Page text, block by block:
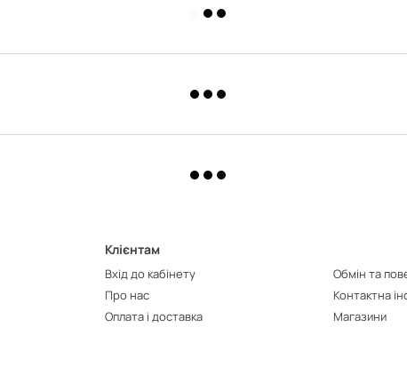
Клієнтам
Вхід до кабінету
Про нас
Оплата і доставка
Обмін та
Контактна
Магазини